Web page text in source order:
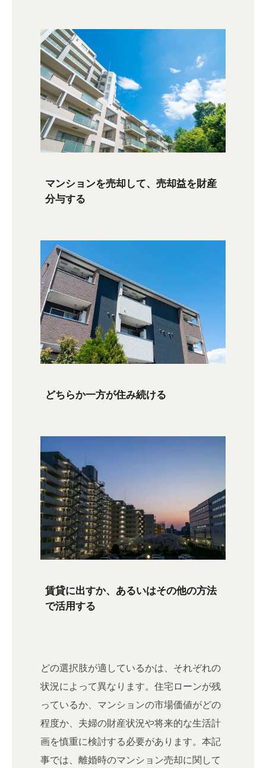
マンションを売却して、売却益を財産
分与する
どちらか一方が住み続ける
賃貸に出すか、あるいはその他の方法
で活用する
どの選択肢が適しているかは、それぞれの
状況によって異なります。住宅ローンが残
っているか、マンションの市場価値がどの
程度か、夫婦の財産状況や将来的な生活計
画を慎重に検討する必要があります。本記
事では、離婚時のマンション売却に関して